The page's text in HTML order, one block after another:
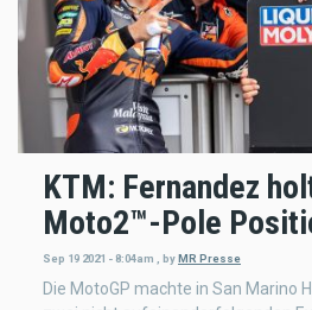
KTM: Fernandez
Moto2™-Pole
Sep 19 2021 - 8:04am byMR Presse
Die MotoGP machte in San Marino